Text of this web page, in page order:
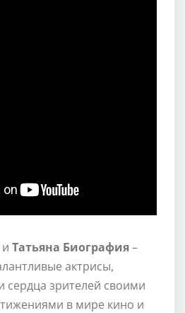
и Татьяна Биография–
актрисы,
сердца зрителей своими
в мире кино и